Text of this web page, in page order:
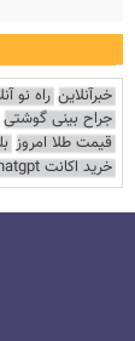
خبرآنلاین راه نو
جراح بینی گوشتی
قیمت طلا امروز
خرید اکانت chatgpt